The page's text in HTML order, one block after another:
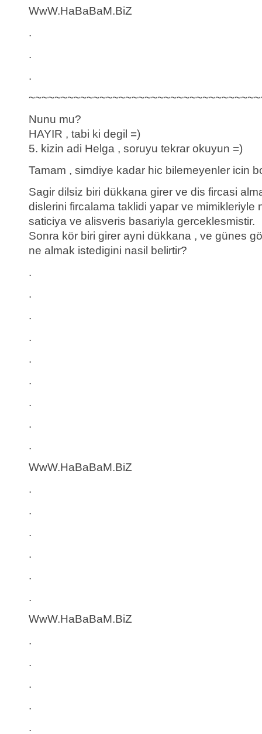
WwW.HaBaBaM.BiZ
.
.
.
Nunu mu?
HAYIR , tabi ki degil =)
5. kizin adi Helga , soruyu tekrar okuyun =)
Tamam , simdiye kadar hic bilemeyenler icin
Sagir dilsiz biri dükkana girer ve dis fircasi
dislerini fircalama taklidi yapar ve mimikleriyle
saticiya ve alisveris basariyla gerceklesmistir.
Sonra kör biri girer ayni dükkana , ve günes
ne almak istedigini nasil belirtir?
.
.
.
.
.
.
.
.
.
WwW.HaBaBaM.BiZ
.
.
.
.
.
.
WwW.HaBaBaM.BiZ
.
.
.
.
.